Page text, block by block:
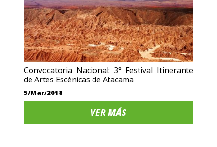
Convocatoria Nacional: 3° Festival Itinerante
de Artes Escénicas de Atacama
5/Mar/2018
VERMÁS